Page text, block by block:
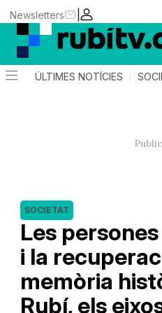
|
Newsletters
ÚLTIMES NOTÍCIES
Les
i la
memòria
Rubí, els
SOCIETAT